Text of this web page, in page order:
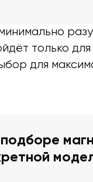
только
для